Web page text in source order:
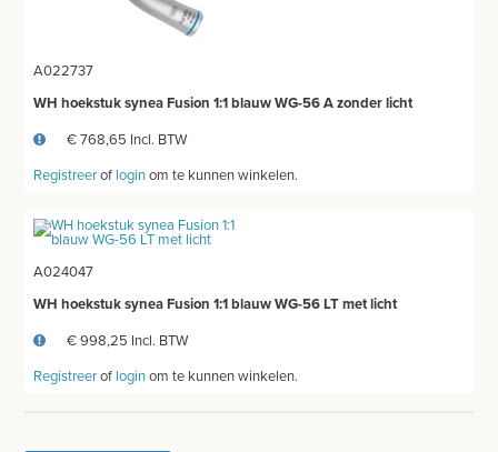
MEETAPPARATUUR
TANDUNIT - PEDICUREMOTOR
AEROSOL EN INHALATIE
BLOED- EN URINEONDERZOEK
ANESTHESIE - BEWAKING
DIVERSEN
LICHTUITHARDING
A022737
WH hoekstuk synea Fusion 1:1 blauw WG-56 A zonder licht
€ 768,65 Incl. BTW
Registreerof loginom te kunnen winkelen.
A024047
WH hoekstuk synea Fusion 1:1 blauw WG-56 LT met licht
€ 998,25 Incl. BTW
Registreerof loginom te kunnen winkelen.